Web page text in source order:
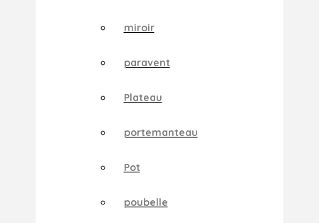
miroir
paravent
Plateau
portemanteau
Pot
poubelle